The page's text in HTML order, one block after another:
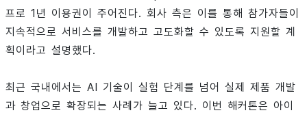
프로 1년 이용권이 주어진다. 회사 측은 이를 통해 참가자들이
지속적으로 서비스를 개발하고 고도화할 수 있도록 지원할 계
획이라고 설명했다.
최근 국내에서는 AI 기술이 실험 단계를 넘어 실제 제품 개발
과 창업으로 확장되는 사례가 늘고 있다. 이번 해커톤은 아이